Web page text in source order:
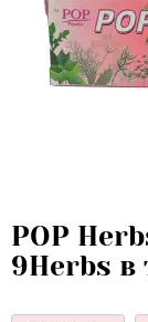
POP
9Herbs в